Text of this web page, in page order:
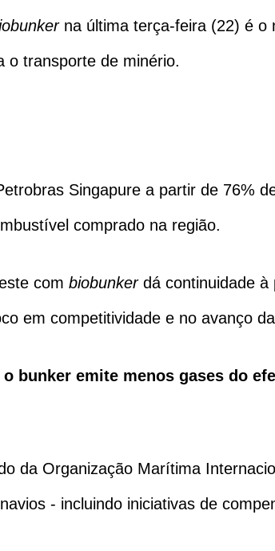
na última terça-feira (22) é o
o transporte de minério.
Singapure a partir de 76%
comprado na região.
com biobunkerdá continuidade à
em competitividade e no avanço
bunker emite menos gases do
da Organização Marítima
- incluindo iniciativas de